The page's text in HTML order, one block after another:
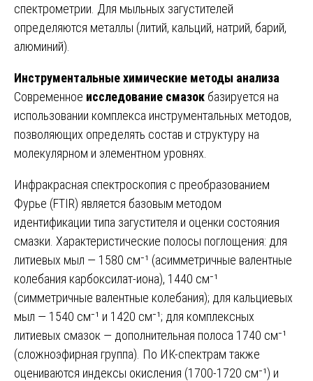
спектрометрии. Для мыльных загустителей
определяются металлы (литий, кальций, натрий, барий,
алюминий).
Инструментальные химические методы анализа
Современное исследование смазок базируется на
использовании комплекса инструментальных методов,
позволяющих определять состав и структуру на
молекулярном и элементном уровнях.
Инфракрасная спектроскопия с преобразованием
Фурье (FTIR) является базовым методом
идентификации типа загустителя и оценки состояния
смазки. Характеристические полосы поглощения: для
литиевых мыл — 1580 см⁻¹ (асимметричные валентные
колебания карбоксилат-иона), 1440 см⁻¹
(симметричные валентные колебания); для кальциевых
мыл — 1540 см⁻¹ и 1420 см⁻¹; для комплексных
литиевых смазок — дополнительная полоса 1740 см⁻¹
(сложноэфирная группа). По ИК-спектрам также
оцениваются индексы окисления (1700-1720 см⁻¹) и